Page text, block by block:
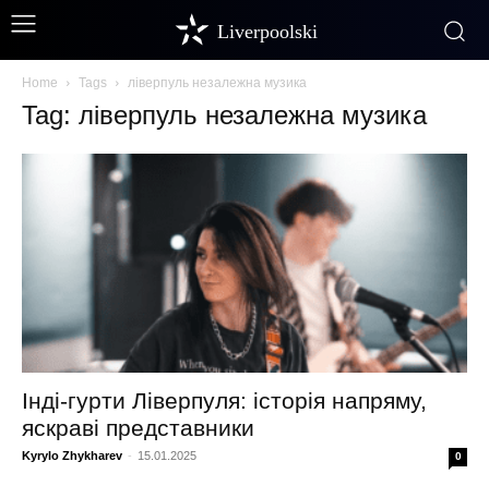
Liverpoolski
Home Tags ліверпуль незалежна музика
Tag: ліверпуль незалежна музика
Інді-гурти Ліверпуля: історія напряму,
яскраві представники
Kyrylo Zhykharev - 15.01.2025 0